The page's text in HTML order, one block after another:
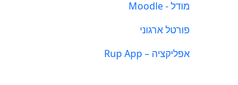
מודל - Moodle
פורטל ארגוני
אפליקציה – Rup App